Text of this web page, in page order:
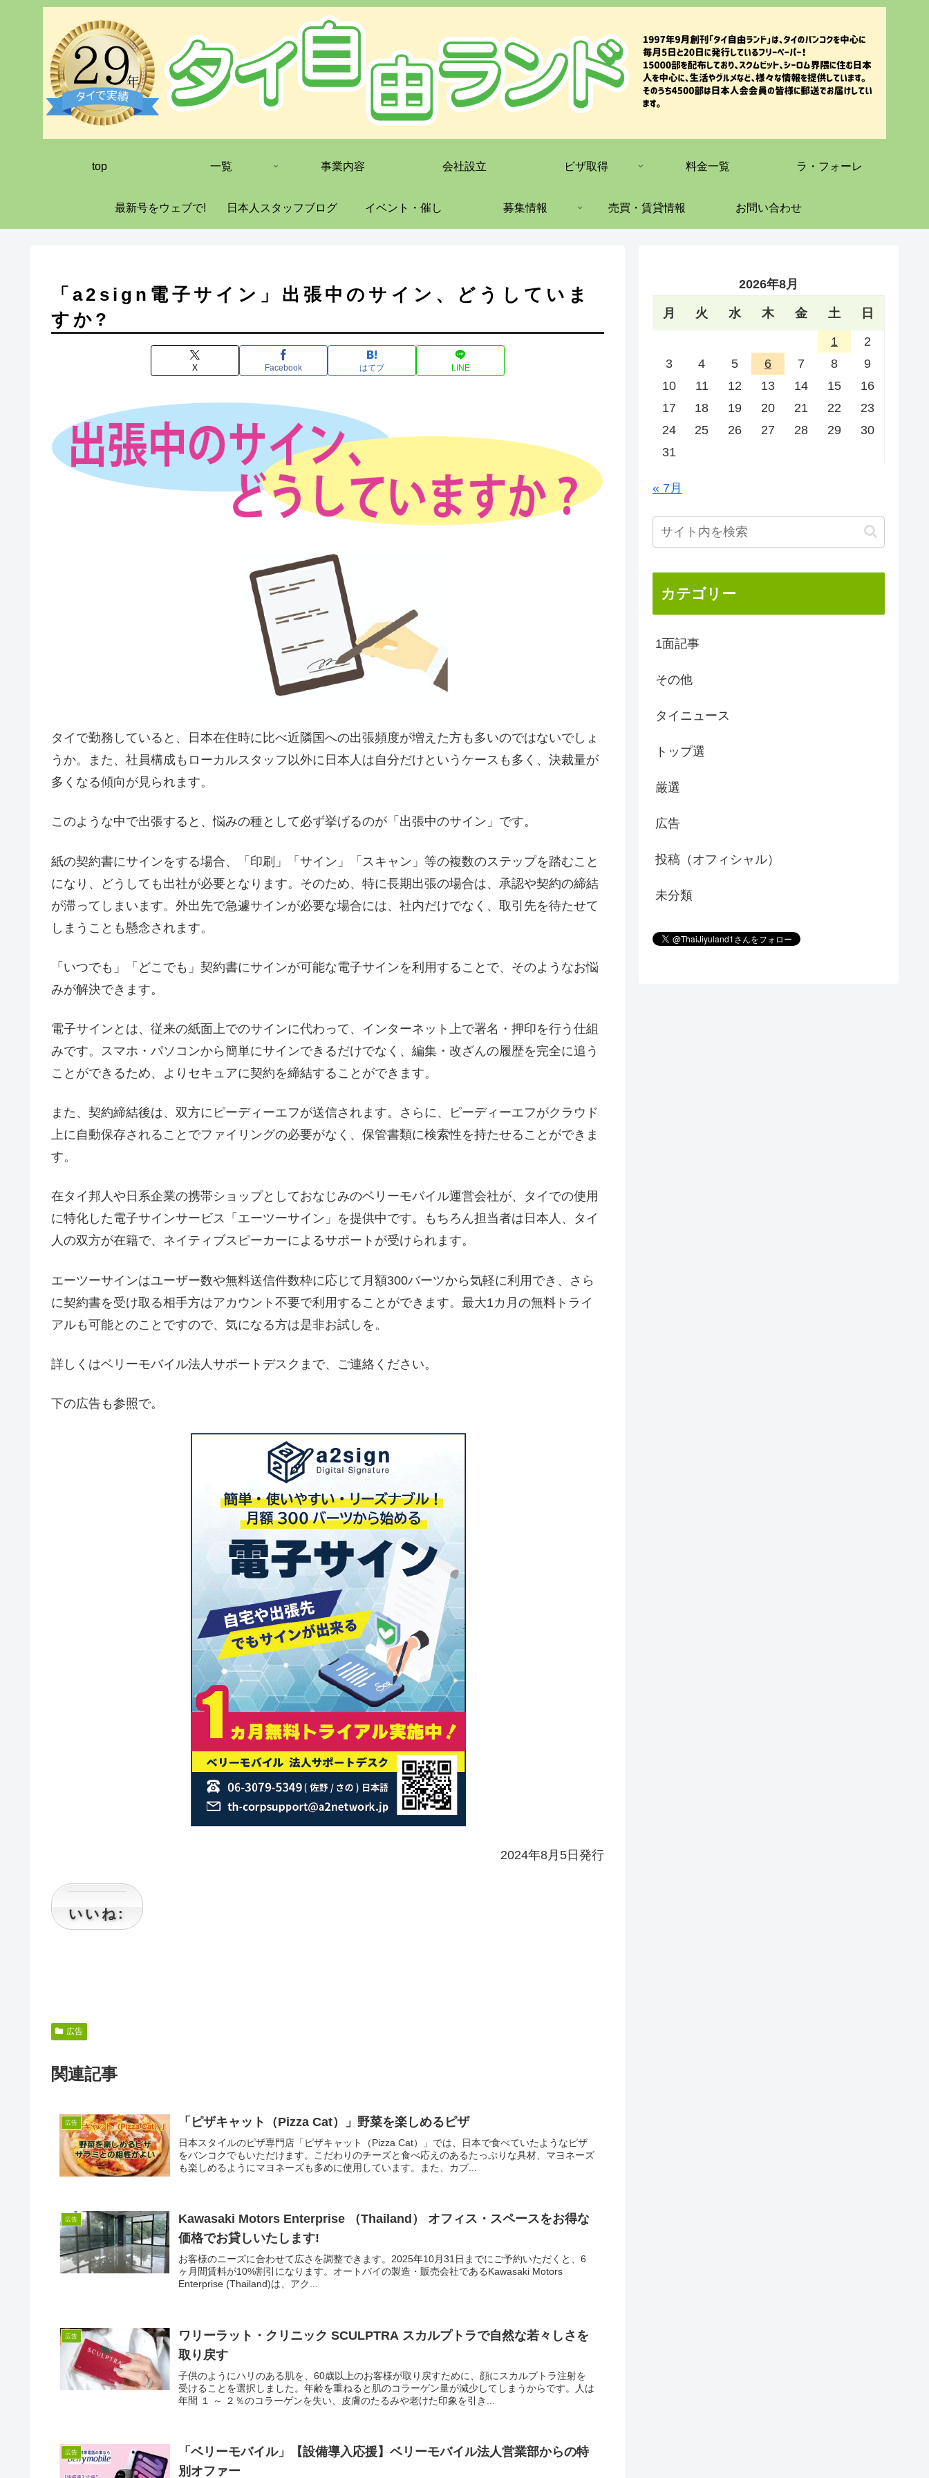
top 一覧 事業内容 会社設立 ビザ取得 料金一覧 ラ・フォーレ
最新号をウェブで! 日本人スタッフブログ イベント・催し 募集情報 売買・賃貸情報 お問い合わせ
「a2sign電子サイン」出張中のサイン、どうしていま
すか?
X Facebook はてブ LINE
タイで勤務していると、日本在住時に比べ近隣国への出張頻度が増えた方も多いのではないでしょ
うか。また、社員構成もローカルスタッフ以外に日本人は自分だけというケースも多く、決裁量が
多くなる傾向が見られます。
このような中で出張すると、悩みの種として必ず挙げるのが「出張中のサイン」です。
紙の契約書にサインをする場合、「印刷」「サイン」「スキャン」等の複数のステップを踏むこと
になり、どうしても出社が必要となります。そのため、特に長期出張の場合は、承認や契約の締結
が滞ってしまいます。外出先で急遽サインが必要な場合には、社内だけでなく、取引先を待たせて
しまうことも懸念されます。
「いつでも」「どこでも」契約書にサインが可能な電子サインを利用することで、そのようなお悩
みが解決できます。
電子サインとは、従来の紙面上でのサインに代わって、インターネット上で署名・押印を行う仕組
みです。スマホ・パソコンから簡単にサインできるだけでなく、編集・改ざんの履歴を完全に追う
ことができるため、よりセキュアに契約を締結することができます。
また、契約締結後は、双方にピーディーエフが送信されます。さらに、ピーディーエフがクラウド
上に自動保存されることでファイリングの必要がなく、保管書類に検索性を持たせることができま
す。
在タイ邦人や日系企業の携帯ショップとしておなじみのベリーモバイル運営会社が、タイでの使用
に特化した電子サインサービス「エーツーサイン」を提供中です。もちろん担当者は日本人、タイ
人の双方が在籍で、ネイティブスピーカーによるサポートが受けられます。
エーツーサインはユーザー数や無料送信件数枠に応じて月額300バーツから気軽に利用でき、さら
に契約書を受け取る相手方はアカウント不要で利用することができます。最大1カ月の無料トライ
アルも可能とのことですので、気になる方は是非お試しを。
詳しくはベリーモバイル法人サポートデスクまで、ご連絡ください。
下の広告も参照で。
2024年8月5日発行
いいね:
広告
関連記事
広告 「ピザキャット（Pizza Cat）」野菜を楽しめるピザ
日本スタイルのピザ専門店「ピザキャット（Pizza Cat）」では、日本で食べていたようなピザ
をバンコクでもいただけます。こだわりのチーズと食べ応えのあるたっぷりな具材、マヨネーズ
も楽しめるようにマヨネーズも多めに使用しています。また、カプ...
広告
Kawasaki Motors Enterprise （Thailand） オフィス・スペースをお得な
価格でお貸しいたします!
お客様のニーズに合わせて広さを調整できます。2025年10月31日までにご予約いただくと、6
ヶ月間賃料が10%割引になります。オートバイの製造・販売会社であるKawasaki Motors
Enterprise (Thailand)は、アク...
広告
ワリーラット・クリニック SCULPTRA スカルプトラで自然な若々しさを
取り戻す
子供のようにハリのある肌を、60歳以上のお客様が取り戻すために、顔にスカルプトラ注射を
受けることを選択しました。年齢を重ねると肌のコラーゲン量が減少してしまうからです。人は
年間 １ ～ ２％のコラーゲンを失い、皮膚のたるみや老けた印象を引き...
広告
「ベリーモバイル」【設備導入応援】ベリーモバイル法人営業部からの特
別オファー
2026年8月
月 火 水 木 金 土 日
1
2
3
4 5 6 7 8
9
10
11 12 13 14 15
16
17
18 19 20 21 22
23
24
25 26 27 28 29
30
31
« 7月
カテゴリー
1面記事
その他
タイニュース
トップ選
厳選
広告
投稿（オフィシャル）
未分類